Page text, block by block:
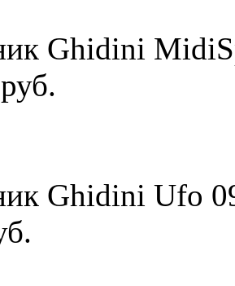
Ghidini
Ghidini Ufo